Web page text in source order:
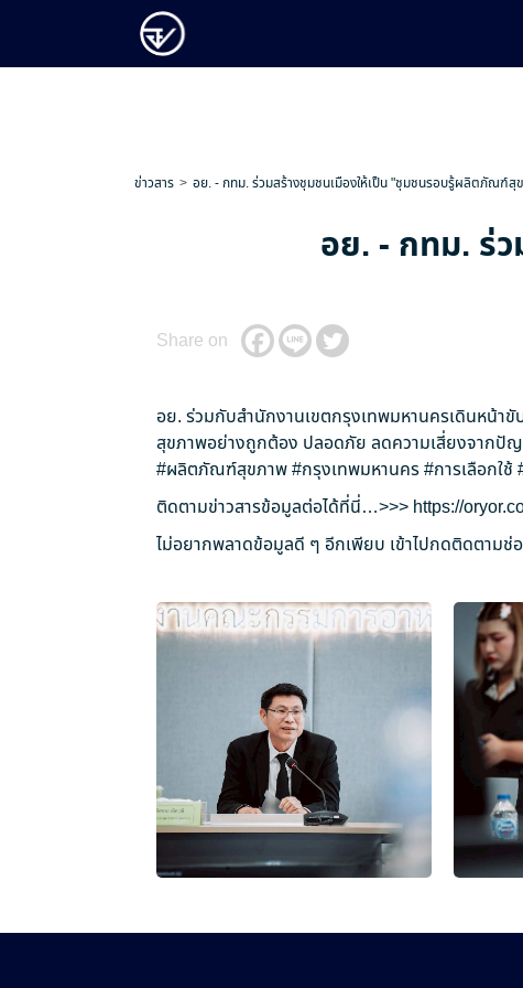
ข่าวสาร อย. - กทม. ร่วมสร้างชุมชนเมืองให้เป็น "ชุมชนรอบรู้ผลิตภัณฑ์สุ
อย. - กทม. ร่
Share on
อย. ร่วมกับสำนักงานเขตกรุงเทพมหานครเดินหน้
สุขภาพอย่างถูกต้อง ปลอดภัย ลดความเสี่ยงจากปั
#ผลิตภัณฑ์สุขภาพ#กรุงเทพมหานคร#การเลือกใช้
ติดตามข่าวสารข้อมูลต่อได้ที่นี่…>>> https://
ไม่อยากพลาดข้อมูลดี ๆ อีกเพียบ เข้าไปกดติดตามช่